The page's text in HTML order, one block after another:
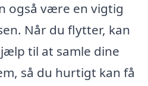
også være en vigtig
Når du flytter, kan
til at samle dine
så du hurtigt kan få